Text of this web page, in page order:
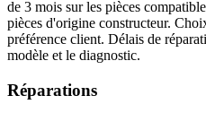
de 3 mois sur les pièces
pièces d'origine constructeur.
préférence client. Délais de
modèle et le diagnostic.
Réparations